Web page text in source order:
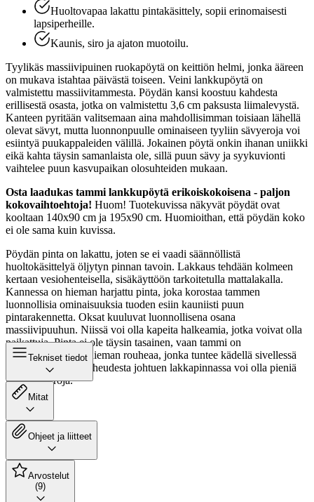
Huoltovapaa lakattu pintakäsittely, sopii erinomaisesti
lapsiperheille.
Kaunis, siro ja ajaton muotoilu.
Tyylikäs massiivipuinen ruokapöytä on keittiön helmi, jonka ääreen
on mukava istahtaa päivästä toiseen. Veini lankkupöytä on
valmistettu massiivitammesta. Pöydän kansi koostuu kahdesta
erillisestä osasta, jotka on valmistettu 3,6 cm paksusta liimalevystä.
Kanteen pyritään valitsemaan aina mahdollisimman toisiaan lähellä
olevat sävyt, mutta luonnonpuulle ominaiseen tyyliin sävyeroja voi
esiintyä puukappaleiden välillä. Jokainen pöytä onkin ihanan uniikki
eikä kahta täysin samanlaista ole, sillä puun sävy ja syykuvionti
vaihtelee puun kasvupaikan olosuhteiden mukaan.
Osta laadukas tammi lankkupöytä erikoiskokoisena - paljon
kokovaihtoehtoja! Huom! Tuotekuvissa näkyvät pöydät ovat
kooltaan 140x90 cm ja 195x90 cm. Huomioithan, että pöydän koko
ei ole sama kuin kuvissa.
Pöydän pinta on lakattu, joten se ei vaadi säännöllistä
huoltokäsittelyä öljytyn pinnan tavoin. Lakkaus tehdään kolmeen
kertaan vesiohenteisella, sisäkäyttöön tarkoitetulla mattalakalla.
Kannessa on hieman harjattu pinta, joka korostaa tammen
luonnollisia ominaisuuksia tuoden esiin kauniisti puun
pintarakennetta. Oksat kuuluvat luonnollisena osana
massiivipuuhun. Niissä voi olla kapeita halkeamia, jotka voivat olla
paikattuja. Pinta ei ole täysin tasainen, vaan tammi on
pintarakenteeltaan hieman rouheaa, jonka tuntee kädellä sivellessä
pöydän pintaa. Rouheudesta johtuen lakkapinnassa voi olla pieniä
kiiltoaste-eroja.
Tekniset tiedot
Mitat
Ohjeet ja liitteet
Arvostelut
(9)